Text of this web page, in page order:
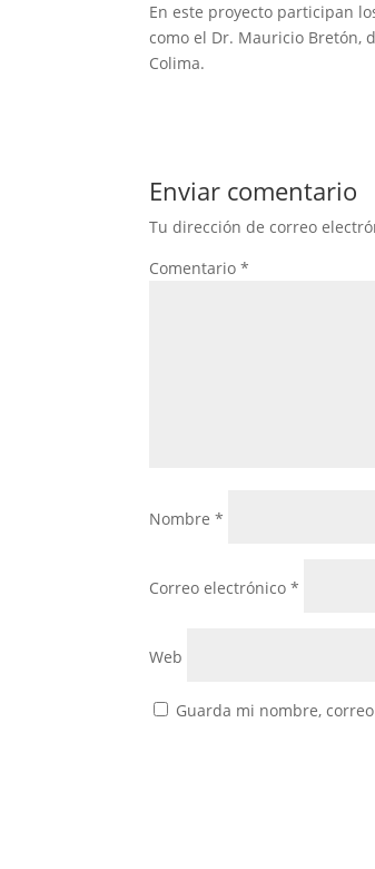
En este proyecto participan
como el Dr. Mauricio Bretón,
Colima.
Enviar comentario
Tu dirección de correo
Comentario*
Nombre*
Correo electrónico*
Web
Guarda mi nombre,